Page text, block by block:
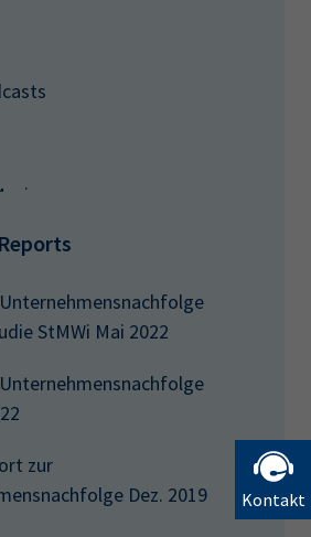
Kontakt
StMWi Mai 2022
zur
Dez. 2019